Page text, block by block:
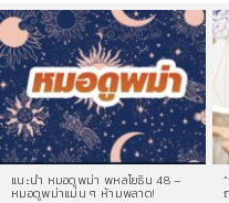
LATEST
STORIES
แนะนำ หมอดูพม่า พหลโยธิน 48 –
หมอดูพม่าแม่น ๆ ห้ามพลาด!